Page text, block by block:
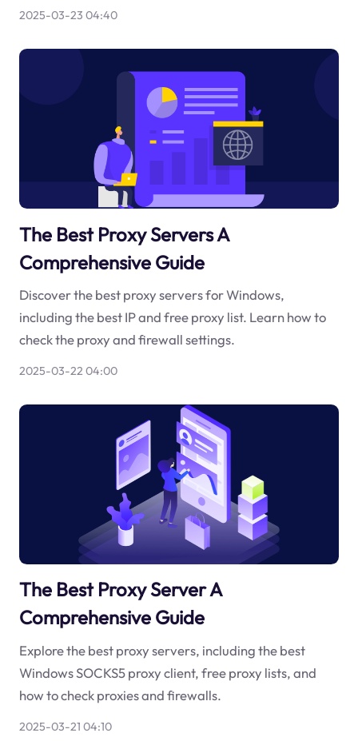
2025-03-23 04:40
The Best Proxy Servers A
Comprehensive Guide
Discover the best proxy servers for Windows,
including the best IP and free proxy list. Learn how to
check the proxy and firewall settings.
2025-03-22 04:00
The Best Proxy Server A
Comprehensive Guide
Explore the best proxy servers, including the best
Windows SOCKS5 proxy client, free proxy lists, and
how to check proxies and firewalls.
2025-03-21 04:10